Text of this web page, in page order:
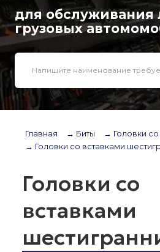
для обслуживания
грузовых
Главная → Биты
→ Головки со
→ Головки со вставками
Головки со
вставками